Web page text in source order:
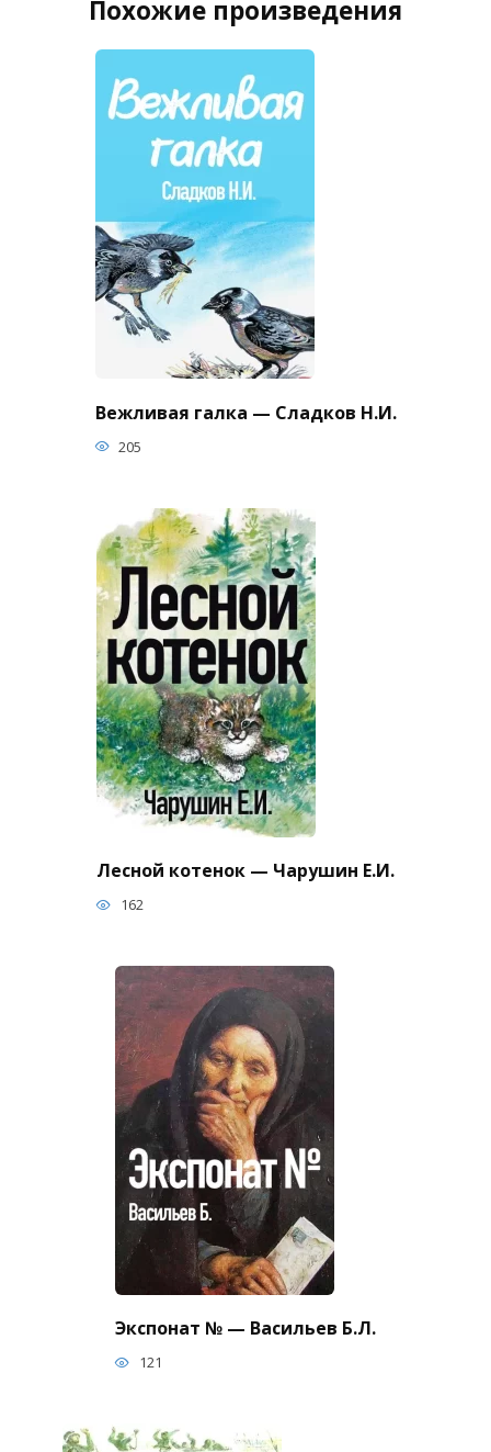
Похожие произведения
Вежливая галка — Сладков Н.И.
205
Лесной котенок — Чарушин Е.И.
162
Экспонат № — Васильев Б.Л.
121